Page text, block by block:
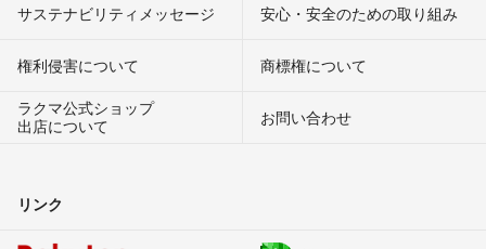
サステナビリティメッセージ 安心・安全のための取り組み
権利侵害について
商標権について
ラクマ公式ショップ
出店について
お問い合わせ
リンク